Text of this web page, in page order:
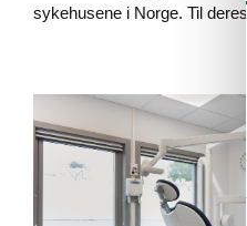
sykehusene i Norge. Til